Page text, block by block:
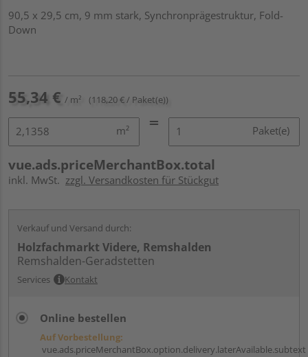
90,5 x 29,5 cm, 9 mm stark, Synchronprägestruktur, Fold-
Down
55,34 € / m² (118,20 € / Paket(e))
m² Paket(e)
vue.ads.priceMerchantBox.total
inkl. MwSt. zzgl. Versandkosten für Stückgut
Verkauf und Versand durch:
Holzfachmarkt Videre, Remshalden
Remshalden-Geradstetten
Services Kontakt
Online bestellen
Auf Vorbestellung:
vue.ads.priceMerchantBox.option.delivery.laterAvailable.subtext